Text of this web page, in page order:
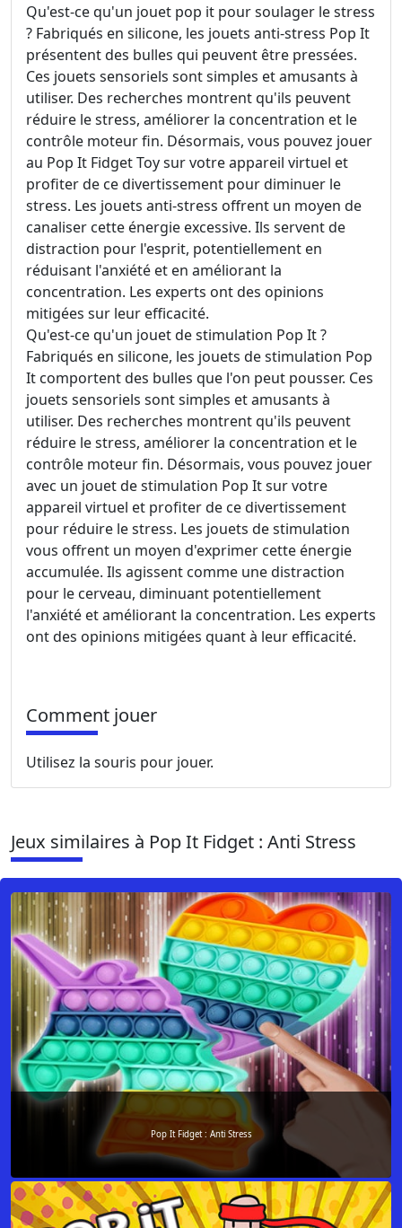
Qu'est-ce qu'un jouet pop it pour soulager le stress
? Fabriqués en silicone, les jouets anti-stress Pop It
présentent des bulles qui peuvent être pressées.
Ces jouets sensoriels sont simples et amusants à
utiliser. Des recherches montrent qu'ils peuvent
réduire le stress, améliorer la concentration et le
contrôle moteur fin. Désormais, vous pouvez jouer
au Pop It Fidget Toy sur votre appareil virtuel et
profiter de ce divertissement pour diminuer le
stress. Les jouets anti-stress offrent un moyen de
canaliser cette énergie excessive. Ils servent de
distraction pour l'esprit, potentiellement en
réduisant l'anxiété et en améliorant la
concentration. Les experts ont des opinions
mitigées sur leur efficacité.
Qu'est-ce qu'un jouet de stimulation Pop It ?
Fabriqués en silicone, les jouets de stimulation Pop
It comportent des bulles que l'on peut pousser. Ces
jouets sensoriels sont simples et amusants à
utiliser. Des recherches montrent qu'ils peuvent
réduire le stress, améliorer la concentration et le
contrôle moteur fin. Désormais, vous pouvez jouer
avec un jouet de stimulation Pop It sur votre
appareil virtuel et profiter de ce divertissement
pour réduire le stress. Les jouets de stimulation
vous offrent un moyen d'exprimer cette énergie
accumulée. Ils agissent comme une distraction
pour le cerveau, diminuant potentiellement
l'anxiété et améliorant la concentration. Les experts
ont des opinions mitigées quant à leur efficacité.
Comment jouer
Utilisez la souris pour jouer.
Jeux similaires à Pop It Fidget : Anti Stress
Pop It Fidget : Anti Stress